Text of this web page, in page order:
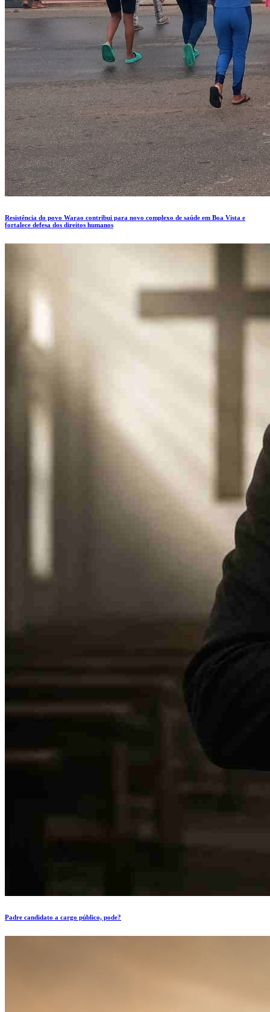
Resistência do povo Warao contribui para novo complexo de saúde em Boa Vista e
fortalece defesa dos direitos humanos
Padre candidato a cargo público, pode?